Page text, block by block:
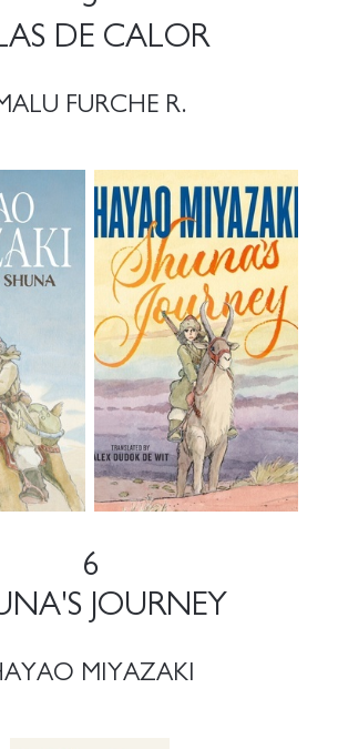
DE CALOR
FURCHE R.
6
JOURNEY
MIYAZAKI